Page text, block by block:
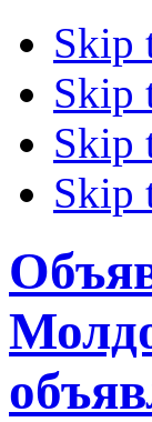
Skip
Skip
Skip
Skip